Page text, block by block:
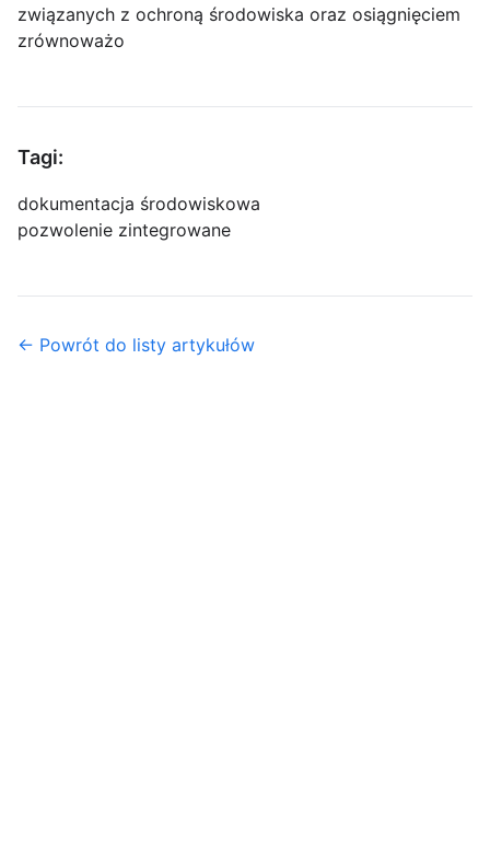
związanych z ochroną środowiska oraz osiągnięciem
zrównoważo
Tagi:
dokumentacja środowiskowa
pozwolenie zintegrowane
← Powrót do listy artykułów